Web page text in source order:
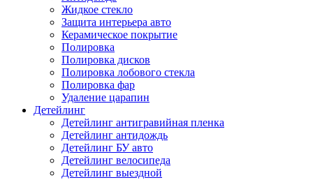
Жидкое стекло
Защита интерьера авто
Керамическое покрытие
Полировка
Полировка дисков
Полировка лобового стекла
Полировка фар
Удаление царапин
Детейлинг
Детейлинг антигравийная пленка
Детейлинг антидождь
Детейлинг БУ авто
Детейлинг велосипеда
Детейлинг выездной